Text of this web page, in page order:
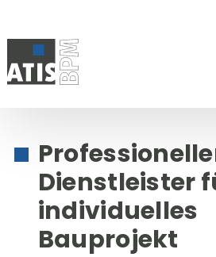
Dienstleister
individuelles
Bauprojekt